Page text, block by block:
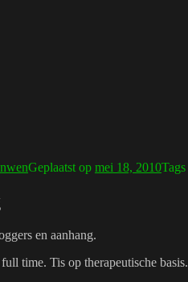
Geplaatst op mei 18, 2010Tags
en aanhang.
time. Tis op therapeutische basis.